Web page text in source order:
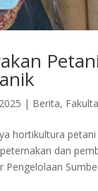
| Berita,
hortikultura
dan